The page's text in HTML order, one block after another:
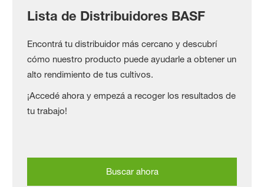
Lista de Distribuidores BASF
Encontrá tu distribuidor más cercano y descubrí
cómo nuestro producto puede ayudarle a obtener un
alto rendimiento de tus cultivos.
¡Accedé ahora y empezá a recoger los resultados de
tu trabajo!
Buscar ahora